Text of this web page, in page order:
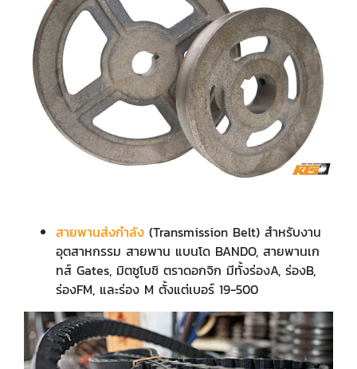
สายพานส่งกำลัง (Transmission Belt) สำหรับงาน
อุตสาหกรรม สายพาน แบนโด BANDO, สายพานเก
ทส์ Gates, มิตซูโบชิ ตราดอกจิก มีทั้งร่องA, ร่องB,
ร่องFM, และร่อง M ตั้งแต่เบอร์ 19-500